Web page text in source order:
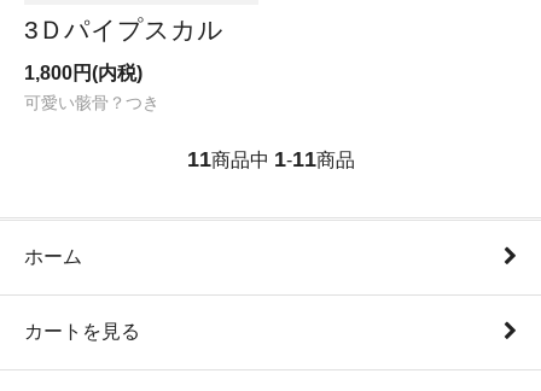
3Ｄパイプスカル
1,800円(内税)
可愛い骸骨？つき
11商品中 1-11商品
ホーム
カートを見る